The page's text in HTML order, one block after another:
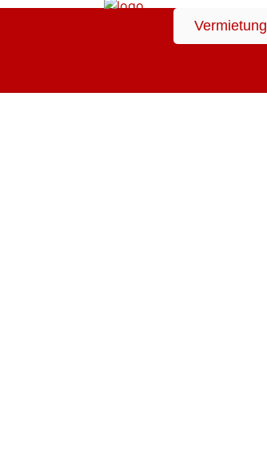
Vermietung